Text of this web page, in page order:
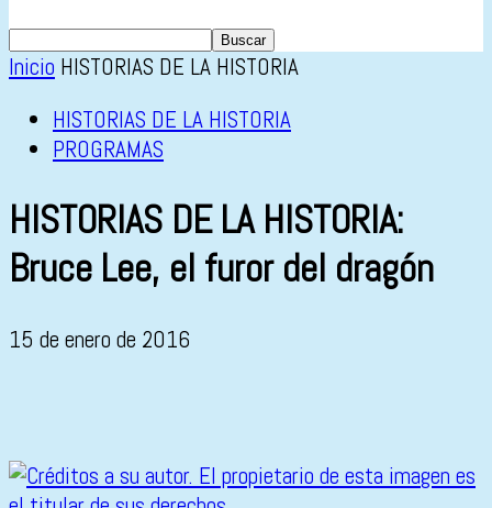
Inicio HISTORIAS DE LA HISTORIA
HISTORIAS DE LA HISTORIA
PROGRAMAS
HISTORIAS DE LA HISTORIA:
Bruce Lee, el furor del dragón
15 de enero de 2016